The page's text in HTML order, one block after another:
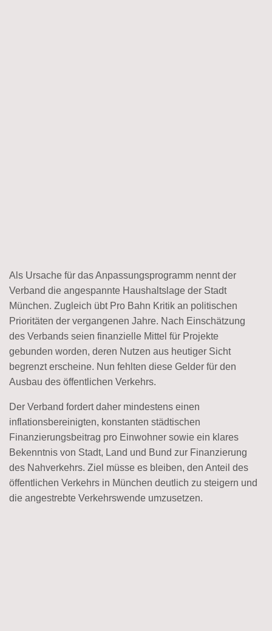
Als Ursache für das Anpassungsprogramm nennt der
Verband die angespannte Haushaltslage der Stadt
München. Zugleich übt Pro Bahn Kritik an politischen
Prioritäten der vergangenen Jahre. Nach Einschätzung
des Verbands seien finanzielle Mittel für Projekte
gebunden worden, deren Nutzen aus heutiger Sicht
begrenzt erscheine. Nun fehlten diese Gelder für den
Ausbau des öffentlichen Verkehrs.
Der Verband fordert daher mindestens einen
inflationsbereinigten, konstanten städtischen
Finanzierungsbeitrag pro Einwohner sowie ein klares
Bekenntnis von Stadt, Land und Bund zur Finanzierung
des Nahverkehrs. Ziel müsse es bleiben, den Anteil des
öffentlichen Verkehrs in München deutlich zu steigern und
die angestrebte Verkehrswende umzusetzen.